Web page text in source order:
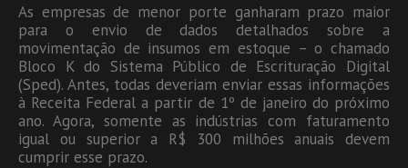
As empresas de menor porte ganharam prazo maior
para o envio de dados detalhados sobre a
movimentação de insumos em estoque – o chamado
Bloco K do Sistema Público de Escrituração Digital
(Sped). Antes, todas deveriam enviar essas informações
à Receita Federal a partir de 1º de janeiro do próximo
ano. Agora, somente as indústrias com faturamento
igual ou superior a R$ 300 milhões anuais devem
cumprir esse prazo.